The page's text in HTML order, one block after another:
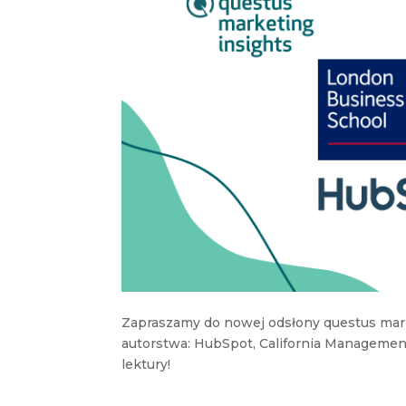
Zapraszamy do nowej odsłony questus
autorstwa: HubSpot, California
lektury!